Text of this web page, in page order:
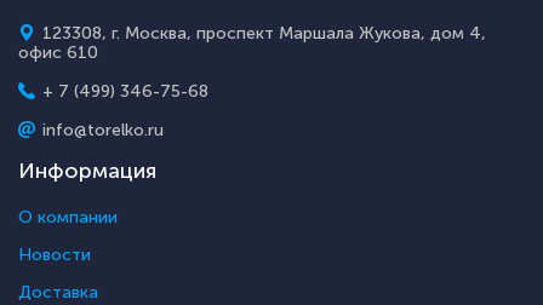
123308, г. Москва, проспект Маршала Жукова, дом 4,
офис 610
+ 7 (499) 346-75-68
info@torelko.ru
Информация
О компании
Новости
Доставка